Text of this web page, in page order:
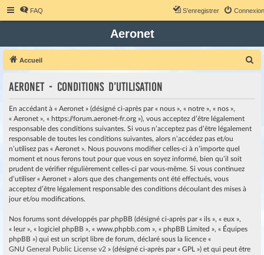
FAQ Connexion
S’enregistrer
Aeronet
Accueil
Aeronet - Conditions d’utilisation
En accédant à « Aeronet » (désigné ci-après par « nous », « notre », « nos »,
« Aeronet », « https://forum.aeronet-fr.org »), vous acceptez d’être légalement
responsable des conditions suivantes. Si vous n’acceptez pas d’être légalement
responsable de toutes les conditions suivantes, alors n’accédez pas et/ou
n’utilisez pas « Aeronet ». Nous pouvons modifier celles-ci à n’importe quel
moment et nous ferons tout pour que vous en soyez informé, bien qu’il soit
prudent de vérifier régulièrement celles-ci par vous-même. Si vous continuez
d’utiliser « Aeronet » alors que des changements ont été effectués, vous
acceptez d’être légalement responsable des conditions découlant des mises à
jour et/ou modifications.
Nos forums sont développés par phpBB (désigné ci-après par « ils », « eux »,
« leur », « logiciel phpBB », « www.phpbb.com », « phpBB Limited », « Équipes
phpBB ») qui est un script libre de forum, déclaré sous la licence «
GNU General Public License v2 » (désigné ci-après par « GPL ») et qui peut être